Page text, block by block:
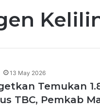
13 May 2026
Temukan
TBC, Pemkab